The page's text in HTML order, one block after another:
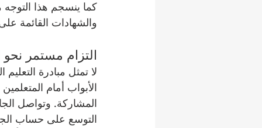
كما ينسجم هذا التوجه
والشهادات القائمة
التزام مستمر
الأبواب أمام
المشاركة. وتواصل
التوسع على حساب